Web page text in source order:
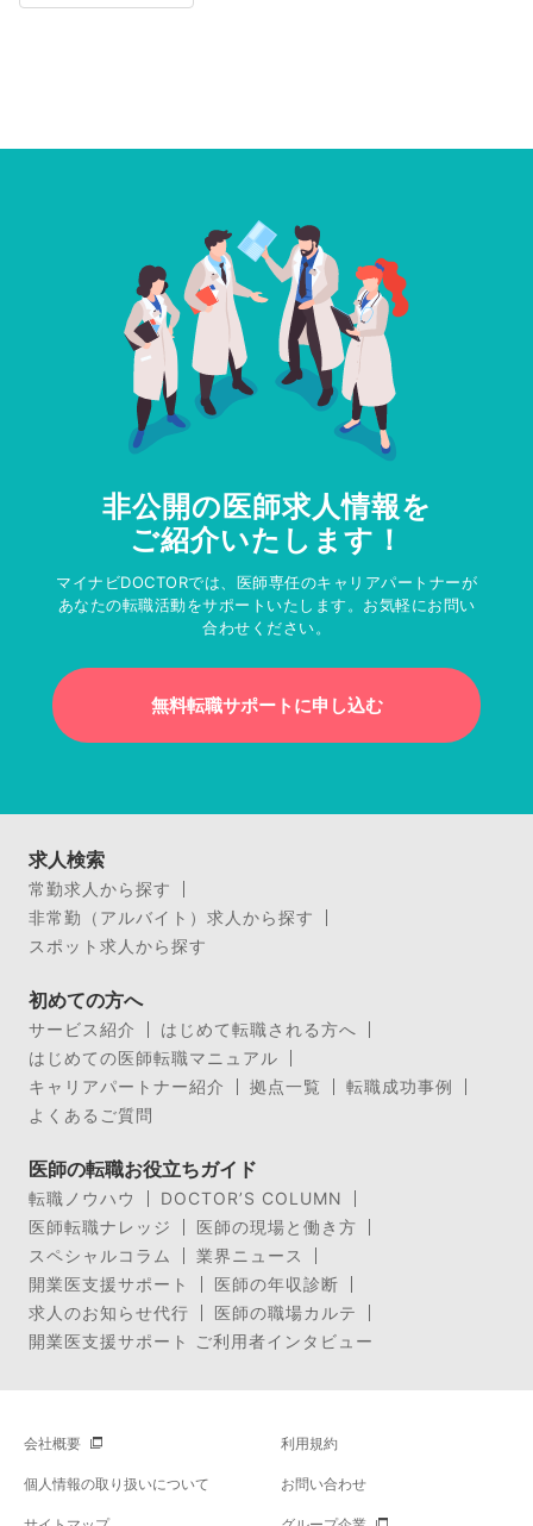
非公開の医師求人情報を
ご紹介いたします！
マイナビDOCTORでは、医師専任のキャリアパートナーが
あなたの転職活動をサポートいたします。お気軽にお問い
合わせください。
無料転職サポートに申し込む
求人検索
常勤求人から探す
非常勤（アルバイト）求人から探す
スポット求人から探す
初めての方へ
サービス紹介
はじめて転職される方へ
はじめての医師転職マニュアル
キャリアパートナー紹介
拠点一覧
転職成功事例
よくあるご質問
医師の転職お役立ちガイド
転職ノウハウ
DOCTOR’S COLUMN
医師転職ナレッジ
医師の現場と働き方
スペシャルコラム
業界ニュース
開業医支援サポート
医師の年収診断
求人のお知らせ代行
医師の職場カルテ
開業医支援サポート ご利用者インタビュー
会社概要 利用規約
個人情報の取り扱いについて お問い合わせ